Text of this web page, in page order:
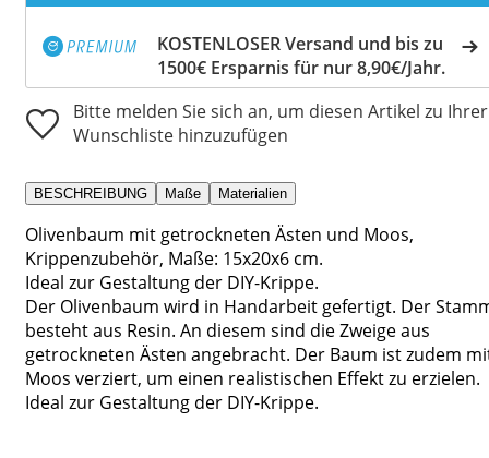
KOSTENLOSER Versand und bis zu
1500€ Ersparnis für nur 8,90€/Jahr.
Bitte melden Sie sich an, um diesen Artikel zu Ihrer
Wunschliste hinzuzufügen
BESCHREIBUNG Maße Materialien
Olivenbaum mit getrockneten Ästen und Moos,
Krippenzubehör, Maße: 15x20x6 cm.
Ideal zur Gestaltung der DIY-Krippe.
Der Olivenbaum wird in Handarbeit gefertigt. Der
besteht aus Resin. An diesem sind die Zweige aus
getrockneten Ästen angebracht. Der Baum ist zudem
Moos verziert, um einen realistischen Effekt zu erzielen.
Ideal zur Gestaltung der DIY-Krippe.